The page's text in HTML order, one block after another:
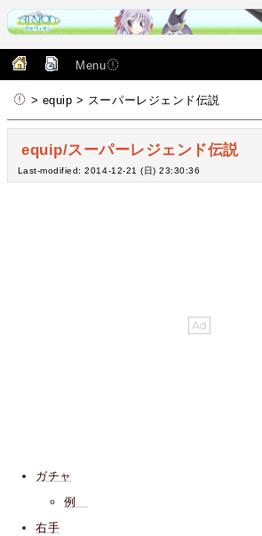
Menu
> equip > スーパーレジェンド伝説
equip/スーパーレジェンド伝説
Last-modified: 2014-12-21 (日) 23:30:36
ガチャ
例
右手